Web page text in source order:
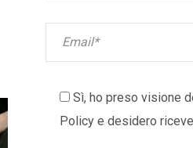
Sì, ho preso visione
Policy e desidero